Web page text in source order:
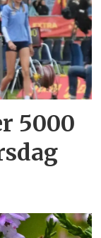
5000